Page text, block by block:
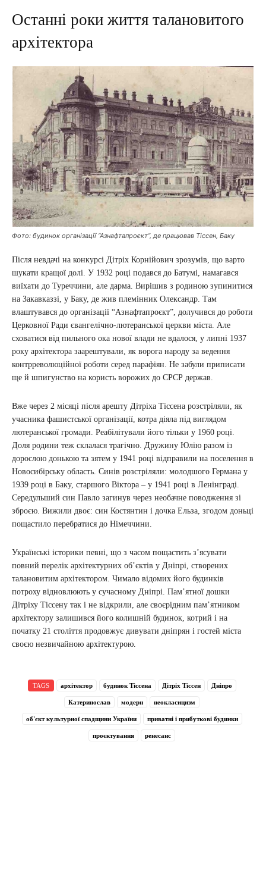
Останні роки життя талановитого
архітектора
Фото: будинок організації “Азнафтапроєкт”, де працював Тіссен, Баку
Після невдачі на конкурсі Дітріх Корнійович зрозумів, що варто
шукати кращої долі. У 1932 році подався до Батумі, намагався
виїхати до Туреччини, але дарма. Вирішив з родиною зупинитися
на Закавказзі, у Баку, де жив племінник Олександр. Там
влаштувався до організації “Азнафтапроєкт”, долучився до роботи
Церковної Ради євангелічно-лютеранської церкви міста. Але
сховатися від пильного ока нової влади не вдалося, у липні 1937
року архітектора заарештували, як ворога народу за ведення
контрреволюційної роботи серед парафіян. Не забули приписати
ще й шпигунство на користь ворожих до СРСР держав.
Вже через 2 місяці після арешту Дітріха Тіссена розстріляли, як
учасника фашистської організації, котра діяла під виглядом
лютеранської громади. Реабілітували його тільки у 1960 році.
Доля родини теж склалася трагічно. Дружину Юлію разом із
дорослою донькою та зятем у 1941 році відправили на поселення в
Новосибірську область. Синів розстріляли: молодшого Германа у
1939 році в Баку, старшого Віктора – у 1941 році в Ленінграді.
Середульший син Павло загинув через необачне поводження зі
зброєю. Вижили двоє: син Костянтин і дочка Ельза, згодом доньці
пощастило перебратися до Німеччини.
Українські історики певні, що з часом пощастить з’ясувати
повний перелік архітектурних об’єктів у Дніпрі, створених
талановитим архітектором. Чимало відомих його будинків
потроху відновлюють у сучасному Дніпрі. Пам’ятної дошки
Дітріху Тіссену так і не відкрили, але своєрідним пам’ятником
архітектору залишився його колишній будинок, котрий і на
початку 21 століття продовжує дивувати дніпрян і гостей міста
своєю незвичайною архітектурою.
TAGS архітектор будинок Тіссена Дітріх Тіссен Дніпро
Катеринослав модерн неокласицизм
об'єкт культурної спадщини України приватні і прибуткові будинки
проєктування ренесанс